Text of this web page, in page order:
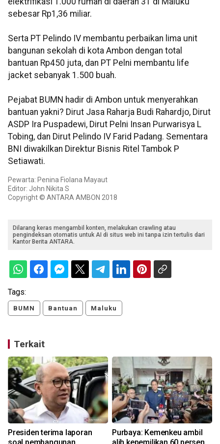
sebesar Rp1,36 miliar.
Serta PT Pelindo IV membantu perbaikan lima unit
bangunan sekolah di kota Ambon dengan total
bantuan Rp450 juta, dan PT Pelni membantu life
jacket sebanyak 1.500 buah.
Pejabat BUMN hadir di Ambon untuk menyerahkan
bantuan yakni? Dirut Jasa Raharja Budi Rahardjo, Dirut
ASDP Ira Puspadewi, Dirut Pelni Insan Purwarisya L
Tobing, dan Dirut Pelindo IV Farid Padang. Sementara
BNI diwakilkan Direktur Bisnis Ritel Tambok P
Setiawati.
Pewarta: Penina Fiolana Mayaut
Editor: John Nikita S
Copyright © ANTARA AMBON 2018
Dilarang keras mengambil konten, melakukan crawling atau
pengindeksan otomatis untuk AI di situs web ini tanpa izin tertulis dari
Kantor Berita ANTARA.
Tags:
BUMN Bantuan Maluku
Terkait
Presiden terima laporan
Purbaya: Kemenkeu ambil